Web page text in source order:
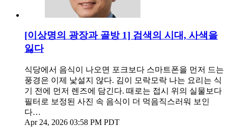
[이상명의 광장과 골방 1] 검색의 시대, 사색을
잃다
식당에서 음식이 나오면 포크보다 스마트폰을 먼저 드는
풍경은 이제 낯설지 않다. 김이 모락모락 나는 요리는 식
기 전에 먼저 렌즈에 담긴다. 때로는 접시 위의 실물보다
필터로 보정된 사진 속 음식이 더 먹음직스러워 보인
다…
Apr 24, 2026 03:58 PM PDT